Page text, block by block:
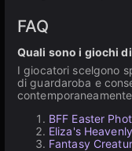
FAQ
Quali sono i giochi
I giocatori scelgono
di guardaroba e
BFF Easter
Eliza's
Fantasy